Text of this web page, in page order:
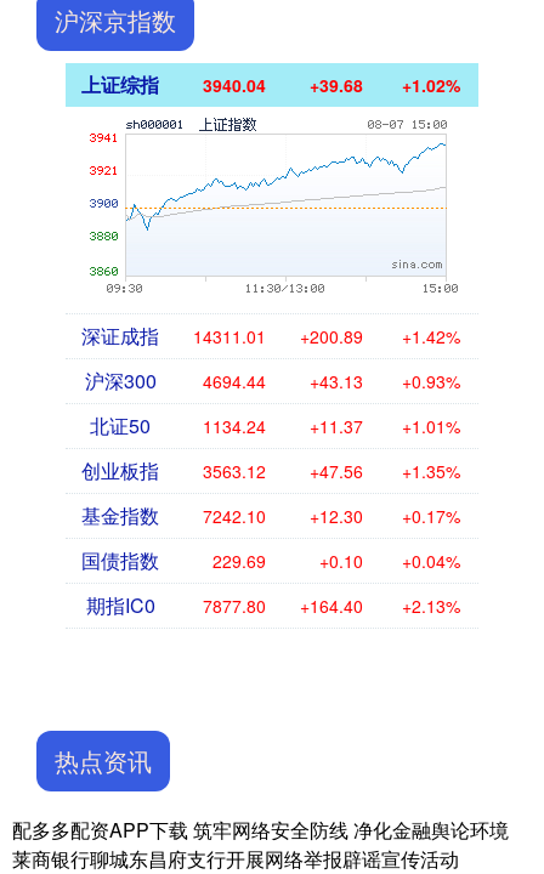
沪深京指数
上证综指 3940.04 +39.68 +1.02%
深证成指 14311.01 +200.89 +1.42%
沪深300 4694.44 +43.13 +0.93%
北证50 1134.24 +11.37 +1.01%
创业板指 3563.12 +47.56 +1.35%
基金指数 7242.10 +12.30 +0.17%
国债指数 229.69 +0.10 +0.04%
期指IC0 7877.80 +164.40 +2.13%
热点资讯
配多多配资APP下载 筑牢网络安全防线 净化金融舆论环境
莱商银行聊城东昌府支行开展网络举报辟谣宣传活动